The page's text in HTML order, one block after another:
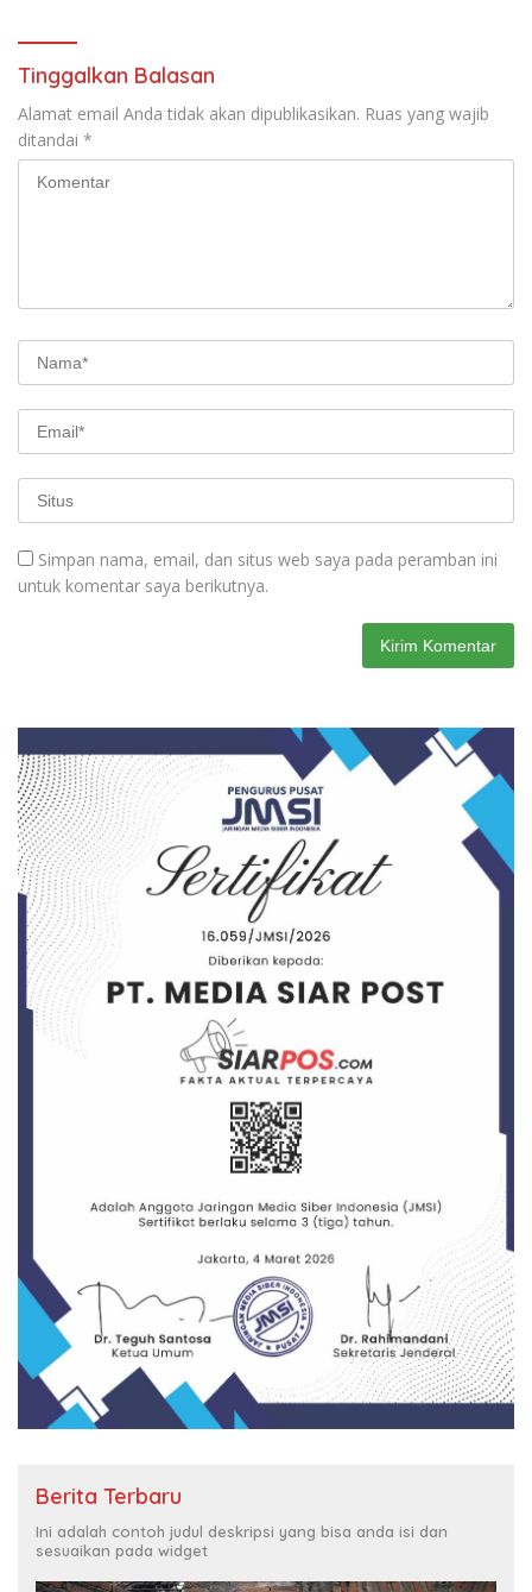
Agustus Tahun 2026
Tinggalkan Balasan
Alamat email Anda tidak akan dipublikasikan. Ruas yang wajib
ditandai *
Simpan nama, email, dan situs web saya pada peramban ini
untuk komentar saya berikutnya.
Berita Terbaru
Ini adalah contoh judul deskripsi yang bisa anda isi dan
sesuaikan pada widget